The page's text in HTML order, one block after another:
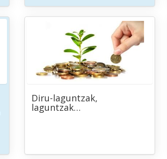
Diru-laguntzak,
laguntzak…